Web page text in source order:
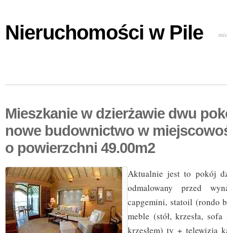
Nieruchomości w Pile
Mieszkanie w dzierżawie dwu
nowe budownictwo w
o powierzchni 49.00m2
Aktualnie jest to pokój
odmalowany przed
capgemini, statoil (rondo
meble (stół, krzesła,
krzesłem) tv + telewizja